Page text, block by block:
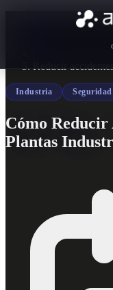
Reducir
Industria
Cómo Reducir
Plantas